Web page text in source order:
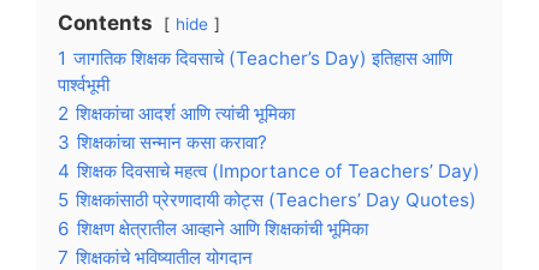
Contents hide
1 जागतिक शिक्षक दिवसाचे (Teacher’s Day) इतिहास आणि
पार्श्वभूमी
2 शिक्षकांचा आदर्श आणि त्यांची भूमिका
3 शिक्षकांचा सन्मान कसा करावा?
4 शिक्षक दिवसाचे महत्व (Importance of Teachers’ Day)
5 शिक्षकांसाठी प्रेरणादायी कोट्स (Teachers’ Day Quotes)
6 शिक्षण क्षेत्रातील आव्हाने आणि शिक्षकांची भूमिका
7 शिक्षकांचे भविष्यातील योगदान